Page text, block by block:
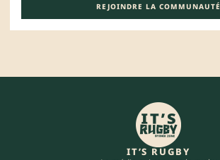
REJOINDRE LA COMMUNAUTÉ
IT’S RUGBY